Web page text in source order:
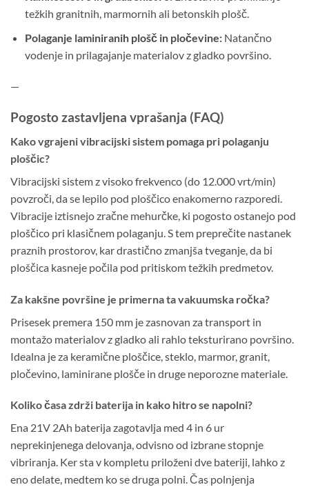
težkih granitnih, marmornih ali betonskih plošč.
Polaganje laminiranih plošč in pločevine:Natančno
vodenje in prilagajanje materialov z gladko površino.
—
Pogosto zastavljena vprašanja (FAQ)
Kako vgrajeni vibracijski sistem pomaga pri polaganju
ploščic?
Vibracijski sistem z visoko frekvenco (do 12.000 vrt/min)
povzroči, da se lepilo pod ploščico enakomerno razporedi.
Vibracije iztisnejo zračne mehurčke, ki pogosto ostanejo pod
ploščico pri klasičnem polaganju. S tem preprečite nastanek
praznih prostorov, kar drastično zmanjša tveganje, da bi
ploščica kasneje počila pod pritiskom težkih predmetov.
Za kakšne površine je primerna ta vakuumska ročka?
Prisesek premera 150 mm je zasnovan za transport in
montažo materialov z gladko ali rahlo teksturirano površino.
Idealna je za keramične ploščice, steklo, marmor, granit,
pločevino, laminirane plošče in druge neporozne materiale.
Koliko časa zdrži baterija in kako hitro se napolni?
Ena 21V 2Ah baterija zagotavlja med 4 in 6 ur
neprekinjenega delovanja, odvisno od izbrane stopnje
vibriranja. Ker sta v kompletu priloženi dve bateriji, lahko z
eno delate, medtem ko se druga polni. Čas polnjenja